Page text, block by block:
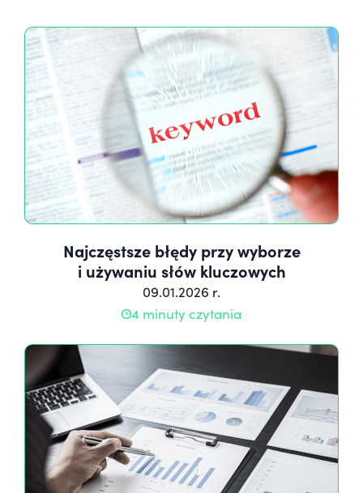
Najczęstsze błędy przy wyborze
i używaniu słów kluczowych
09.01.2026 r.
4 minuty czytania